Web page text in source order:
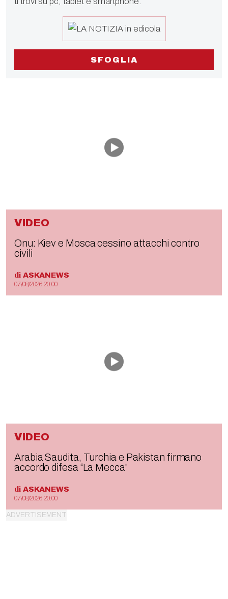
SFOGLIA
VIDEO
Onu: Kiev e Mosca cessino attacchi contro
civili
di ASKANEWS
07/08/2026 20:00
VIDEO
Arabia Saudita, Turchia e Pakistan firmano
accordo difesa “La Mecca”
di ASKANEWS
07/08/2026 20:00